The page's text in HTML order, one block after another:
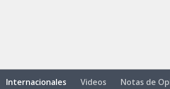
Internacionales Videos Notas de